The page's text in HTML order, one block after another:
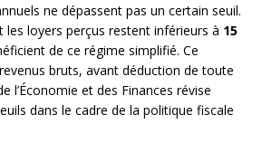
ne dépassent pas un certain seuil.
les loyers perçus restent inférieurs à 15
de ce régime simplifié. Ce
bruts, avant déduction de toute
l’Économie et des Finances révise
dans le cadre de la politique fiscale